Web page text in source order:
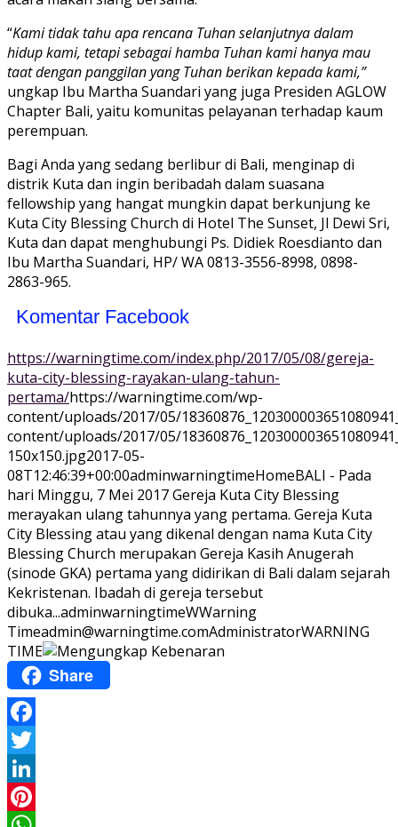
“Kami tidak tahu apa rencana Tuhan selanjutnya dalam
hidup kami, tetapi sebagai hamba Tuhan kami hanya mau
taat dengan panggilan yang Tuhan berikan kepada kami,”
ungkap Ibu Martha Suandari yang juga Presiden AGLOW
Chapter Bali, yaitu komunitas pelayanan terhadap kaum
perempuan.
Bagi Anda yang sedang berlibur di Bali, menginap di
distrik Kuta dan ingin beribadah dalam suasana
fellowship yang hangat mungkin dapat berkunjung ke
Kuta City Blessing Church di Hotel The Sunset, Jl Dewi Sri,
Kuta dan dapat menghubungi Ps. Didiek Roesdianto dan
Ibu Martha Suandari, HP/ WA 0813-3556-8998, 0898-
2863-965.
Komentar Facebook
https://warningtime.com/index.php/2017/05/08/gereja-
kuta-city-blessing-rayakan-ulang-tahun-
pertama/https://warningtime.com/wp-
content/uploads/2017/05/
content/uploads/2017/05/
150x150.jpg2017-05-
08T12:46:39+00:00adminwarningtimeHomeBALI - Pada
hari Minggu, 7 Mei 2017 Gereja Kuta City Blessing
merayakan ulang tahunnya yang pertama. Gereja Kuta
City Blessing atau yang dikenal dengan nama Kuta City
Blessing Church merupakan Gereja Kasih Anugerah
(sinode GKA) pertama yang didirikan di Bali dalam sejarah
Kekristenan. Ibadah di gereja tersebut
dibuka...adminwarningtimeWWarning
Timeadmin@warningtime.comAdministratorWARNING
TIME
Share
Facebook
Twitter
LinkedIn